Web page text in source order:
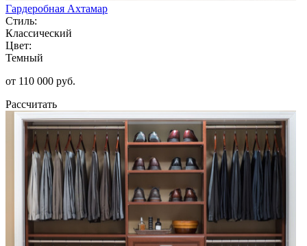
Гардеробная Ахтамар
Стиль:
Классический
Цвет:
Темный
от 110 000 руб.
Рассчитать